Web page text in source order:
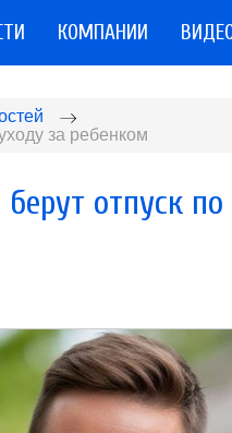
КОМПАНИИ
за ребенком
отпуск